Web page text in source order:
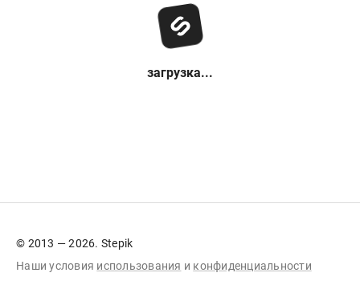
загрузка...
© 2013 — 2026. Stepik
Наши условия использования и конфиденциальности